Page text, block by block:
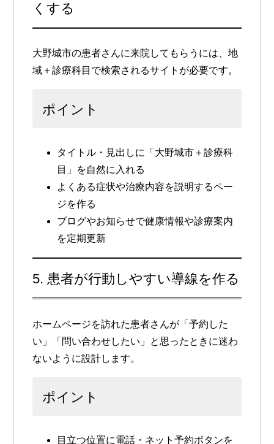
くする
大野城市の患者さんに来院してもらうには、地
域＋診療科目で検索されるサイト が必要です。
ポイント
タイトル・見出しに「大野城市＋診療科
目」を自然に入れる
よくある症状や治療内容を説明するペー
ジを作る
ブログやお知らせで健康情報や診療案内
を定期更新
5. 患者が行動しやすい導線を作る
ホームページを訪れた患者さんが「予約した
い」「問い合わせしたい」と思ったときに迷わ
ないように設計します。
ポイント
目立つ位置に電話・ネット予約ボタンを